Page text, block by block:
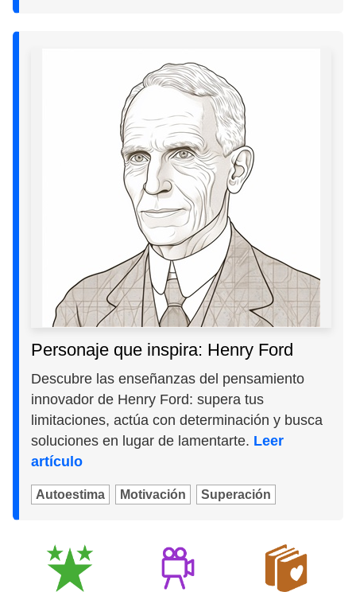
Personaje que inspira: Henry Ford
Descubre las enseñanzas del pensamiento
innovador de Henry Ford: supera tus
limitaciones, actúa con determinación y busca
soluciones en lugar de lamentarte. Leer
artículo
Autoestima Motivación Superación